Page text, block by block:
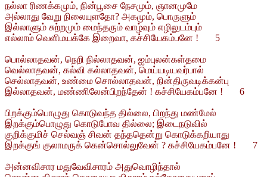
நல்லா ரிணக்கமும், நின்பூசை நேசமும், ஞானமுமே
அல்லாது வேறு நிலையுளதோ? அகமும், பொருளும்
இல்லாளும் சுற்றமும் மைந்தரும் வாழ்வும் எழிலுடம்பும்
எல்லாம் வெளிமயக்கே இறைவா, கச்சியேகம்பனே ! 5
பொல்லாதவன், நெறி நில்லாதவன், ஐம்புலன்கள்தமை
வெல்லாதவன், கல்வி கல்லாதவன், மெய்யடியவர்பால்
செல்லாதவன், உண்மை சொல்லாதவன், நின்திருவடிக்கன்பு
இல்லாதவன், மண்ணிலேன்பிறந்தேன் ! கச்சியேகம்பனே ! 6
பிறக்கும்பொழுது கொடுவந்த தில்லை, பிறந்து மண்மேல்
இறக்கும்பொழுது கொடுபோவ தில்லை; இடைநடுவில்
குறிக்குமிச் செல்வஞ் சிவன் தந்ததென்று கொடுக்கறியாது
இறக்குங் குலாமருக் கென்சொல்லுவேன் ? கச்சியேகம்பனே ! 7
அன்னவிசார மதுவேவிசாரம் அதுவொழிந்தால்